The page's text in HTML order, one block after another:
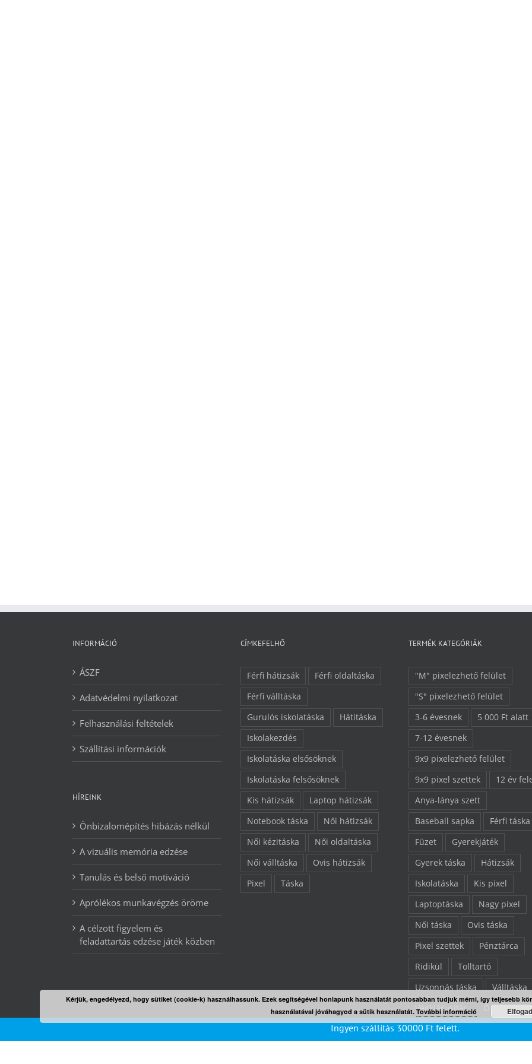
INFORMÁCIÓ
ÁSZF
Adatvédelmi nyilatkozat
Felhasználási feltételek
Szállítási információk
HÍREINK
Önbizalomépítés hibázás nélkül
A vizuális memória edzése
Tanulás és belső motiváció
Aprólékos munkavégzés öröme
A célzott figyelem és
feladattartás edzése játék közben
CÍMKEFELHŐ
Férfi hátizsák
Férfi oldaltáska
Férfi válltáska
Gurulós iskolatáska
Hátitáska
Iskolakezdés
Iskolatáska elsősöknek
Iskolatáska felsősöknek
Kis hátizsák
Laptop hátizsák
Notebook táska
Női hátizsák
Női kézitáska
Női oldaltáska
Női válltáska
Ovis hátizsák
Pixel
Táska
TERMÉK KATEGÓRIÁK
"M" pixelezhető felület
"S" pixelezhető felület
3-6 évesnek
5 000 Ft alatt
7-12 évesnek
9x9 pixelezhető felület
9x9 pixel szettek
12 év
Anya-lánya szett
Baseball sapka
Férfi táska
Füzet
Gyerekjáték
Gyerek táska
Hátizsák
Iskolatáska
Kis pixel
Laptoptáska
Nagy pixel
Női táska
Ovis táska
Pixel szettek
Pénztárca
Ridikül
Tolltartó
Uzsonnás táska
Válltáska
Végkiárusítás
Összes
“L” pixelezhető felület
Ingyen szállítás 30000 Ftfelett.
Kérjük, engedélyezd, hogy sütiket (cookie-k) használhassunk. Ezek segítségével honlapunk használatát pontosabban tudjuk mérni, így teljesebb
használatával jóváhagyod a sütik használatát. További információ Elfogad